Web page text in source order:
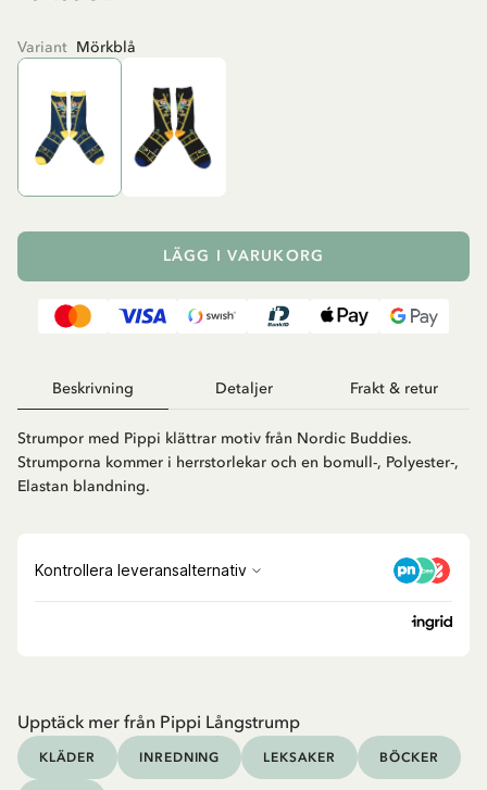
Variant Mörkblå
LÄGG I VARUKORG
Beskrivning Detaljer Frakt & retur
Strumpor med Pippi klättrar motiv från Nordic Buddies.
Strumporna kommer i herrstorlekar och en bomull-, Polyester-,
Elastan blandning.
Upptäck mer från Pippi Långstrump
KLÄDER INREDNING LEKSAKER BÖCKER